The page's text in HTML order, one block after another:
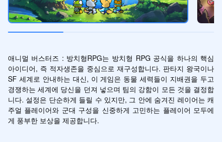
애니멀 버스터즈 : 방치형RPG는 방치형 RPG 공식을 하나의 핵심
아이디어, 즉 적자생존을 중심으로 재구성합니다. 판타지 왕국이나
SF 세계로 안내하는 대신, 이 게임은 동물 세력들이 지배권을 두고
경쟁하는 세계에 당신을 던져 넣으며 팀의 강함이 모든 것을 결정합
니다. 설정은 단순하게 들릴 수 있지만, 그 안에 숨겨진 레이어는 캐
주얼 플레이어와 군대 구성을 신중하게 고민하는 플레이어 모두에
게 풍부한 보상을 제공합니다.